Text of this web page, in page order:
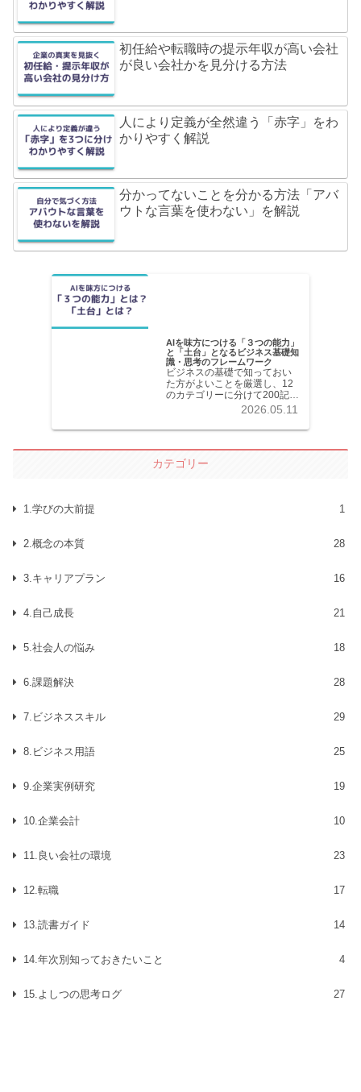
初任給や転職時の提示年収が高い会社
が良い会社かを見分ける方法
人により定義が全然違う「赤字」をわ
かりやすく解説
分かってないことを分かる方法「アバ
ウトな言葉を使わない」を解説
AIを味方につける「３つの能力」
と「土台」となるビジネス基礎知
識・思考のフレームワーク
ビジネスの基礎で知っておい
た方がよいことを厳選し、12
のカテゴリーに分けて200記事
以上を掲載しています。各記
ます。
2026.05.11
カテゴリー
1.学びの大前提 1
2.概念の本質 28
3.キャリアプラン 16
4.自己成長 21
5.社会人の悩み 18
6.課題解決 28
7.ビジネススキル 29
8.ビジネス用語 25
9.企業実例研究 19
10.企業会計 10
11.良い会社の環境 23
12.転職 17
13.読書ガイド 14
14.年次別知っておきたいこと 4
15.よしつの思考ログ 27